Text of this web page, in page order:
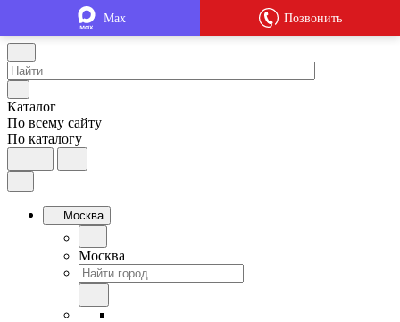
Каталог
По всему сайту
По каталогу
Москва
Москва
Max Позвонить